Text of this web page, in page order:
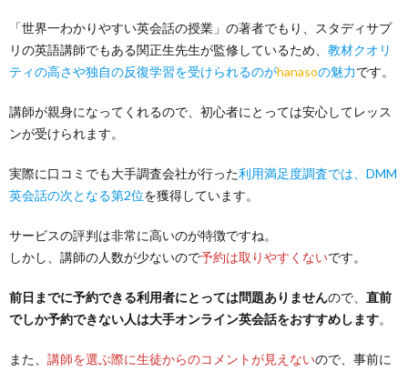
「世界一わかりやすい英会話の授業」の著者でもり、スタディサプ
リの英語講師でもある関正生先生が監修しているため、 教材クオリ
ティの高さや独自の反復学習を受けられるのがhanasoの魅力です。
講師が親身になってくれるので、初心者にとっては安心してレッス
ンが受けられます。
実際に口コミでも大手調査会社が行った利用満足度調査では、DMM
英会話の次となる第2位を獲得しています。
サービスの評判は非常に高いのが特徴ですね。
しかし、講師の人数が少ないので予約は取りやすくないです。
前日までに予約できる利用者にとっては問題ありませんので、 直前
でしか予約できない人は大手オンライン英会話をおすすめします。
また、 講師を選ぶ際に生徒からのコメントが見えないので、事前に